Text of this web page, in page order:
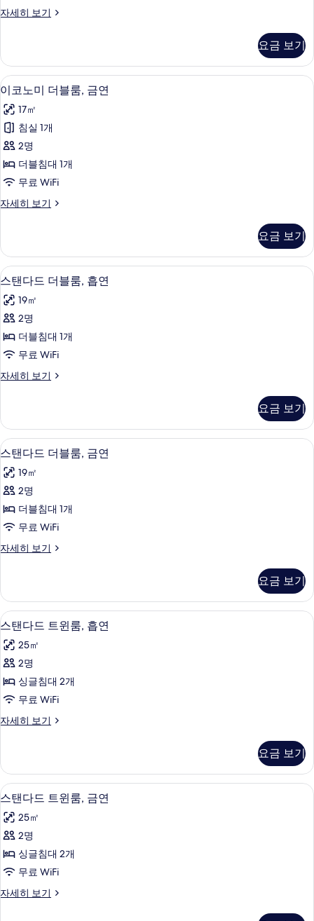
흡
사
진
모
두
보
기
자세히 보기
이
더
블
룸,
흡
연
자
세
히
보
기
요금 보기
이
코
노
미
더
블
금
사
진
모
두
보
기
5
이코노미 더블룸, 금연
17㎡
침실 1개
2명
더블침대 1개
무료 WiFi
자세히 보기
이
더
블
룸,
연
자
히
보
요금 보기
스
탠
다
드
더
룸,
연
사
진
모
두
보
기
5
스탠다드 더블룸, 흡연
19㎡
2명
더블침대 1개
무료 WiFi
자세히 보기
스
더
블
룸,
연
자
히
보
요금 보기
스
탠
다
드
더
룸,
연
사
진
모
두
보
기
5
스탠다드 더블룸, 금연
19㎡
2명
더블침대 1개
무료 WiFi
자세히 보기
스
더
블
룸,
연
자
히
보
요금 보기
스
탠
다
드
트
룸,
연
사
진
모
두
보
기
5
스탠다드 트윈룸, 흡연
25㎡
2명
싱글침대 2개
무료 WiFi
자세히 보기
스
트
윈
룸,
연
자
히
보
요금 보기
스
탠
다
드
트
룸,
5
스탠다드 트윈룸, 금연
25㎡
2명
싱글침대 2개
무료 WiFi
자세히 보기
스